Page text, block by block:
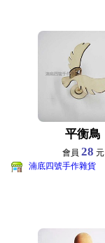
平衡鳥
會員 28 元
湳底四號手作雜貨